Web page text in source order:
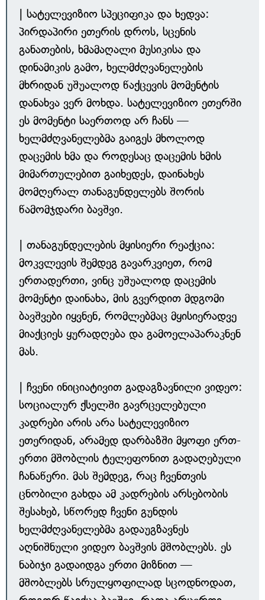
| სატელევიზიო სპეციფიკა და ხედვა:
პირდაპირი ეთერის დროს, სცენის
განათების, ხმამაღალი მუსიკისა და
დინამიკის გამო, ხელმძღვანელების
მხრიდან უშუალოდ წაქცევის მომენტის
დანახვა ვერ მოხდა. სატელევიზიო ეთერში
ეს მომენტი საერთოდ არ ჩანს —
ხელმძღვანელებმა გაიგეს მხოლოდ
დაცემის ხმა და როდესაც დაცემის ხმის
მიმართულებით გაიხედეს, დაინახეს
მომღერალ თანაგუნდელებს შორის
წამომჯდარი ბავშვი.
| თანაგუნდელების მყისიერი რეაქცია:
მოკვლევის შემდეგ გავარკვიეთ, რომ
ერთადერთი, ვინც უშუალოდ დაცემის
მომენტი დაინახა, მის გვერდით მდგომი
ბავშვები იყვნენ, რომლებმაც მყისიერადვე
მიაქციეს ყურადღება და გამოელაპარაკნენ
მას.
| ჩვენი ინიციატივით გადაგზავნილი ვიდეო:
სოციალურ ქსელში გავრცელებული
კადრები არის არა სატელევიზიო
ეთერიდან, არამედ დარბაზში მყოფი ერთ-
ერთი მშობლის ტელეფონით გადაღებული
ჩანაწერი. მას შემდეგ, რაც ჩვენთვის
ცნობილი გახდა ამ კადრების არსებობის
შესახებ, სწორედ ჩვენი გუნდის
ხელმძღვანელებმა გადაუგზავნეს
აღნიშნული ვიდეო ბავშვის მშობლებს. ეს
ნაბიჯი გადაიდგა ერთი მიზნით —
მშობლებს სრულყოფილად სცოდნოდათ,